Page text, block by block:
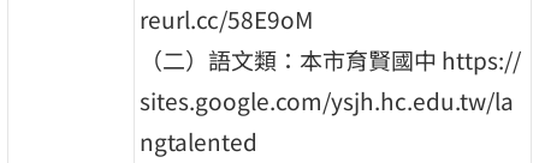
reurl.cc/58E9oM
（二）語文類：本市育賢國中 https://
sites.google.com/ysjh.hc.edu.tw/la
ngtalented